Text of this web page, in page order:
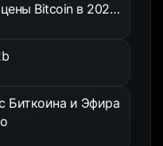
Bitcoin в 2026
Биткоина и Эфира